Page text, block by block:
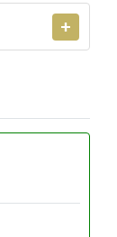
+